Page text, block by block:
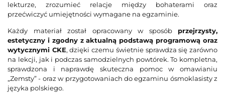
lekturze, zrozumieć relacje między bohaterami oraz
przećwiczyć umiejętności wymagane na egzaminie.
Każdy materiał został opracowany w sposób przejrzysty,
estetyczny i zgodny z aktualną podstawą programową oraz
wytycznymi CKE, dzięki czemu świetnie sprawdza się zarówno
na lekcji, jak i podczas samodzielnych powtórek. To kompletna,
sprawdzona i naprawdę skuteczna pomoc w omawianiu
„Zemsty” - oraz w przygotowaniach do egzaminu ósmoklasisty z
języka polskiego.